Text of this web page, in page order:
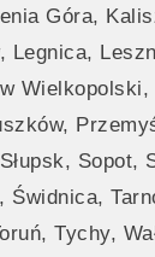
Góra,
Legnica,
Sopot,
Tychy,